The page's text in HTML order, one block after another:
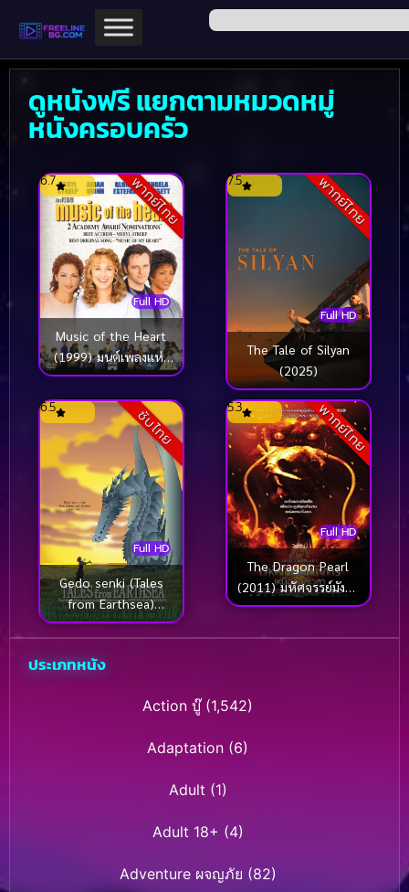
ดูหนังฟรี แยกตามหมวดหมู่
หนังครอบครัว
พากย์ไทย
Full HD
6.7
Music of the Heart
(1999) มนต์เพลงแห่ง
หัวใจ
พากย์ไทย
Full HD
7.5
The Tale of Silyan
(2025)
ซับไทย
Full HD
6.5
Gedo senki (Tales
from Earthsea)
(2010) ศึกเทพมังกร
พากย์ไทย
Full HD
5.3
The Dragon Pearl
(2011) มหัศจรรย์มังกร
เหนือกาลเวลา
ประเภทหนัง
Action บู๊(1,542)
Adaptation (6)
Adult (1)
Adult 18+ (4)
Adventure ผจญภัย (82)